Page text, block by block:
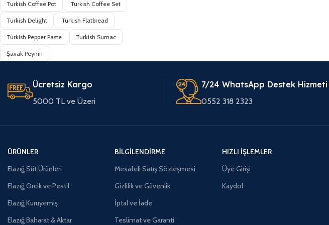
Turkish Coffee Pot Turkish Coffee Set
Turkish Delight Turkish Flatbread
Turkish Pepper Paste Turkish Sumac
Şavak Peyniri
Ücretsiz Kargo
5000 TL ve Üzeri
7/24 WhatsApp Destek Hizmeti
0552 318 2323
ÜRÜNLER
Elazığ Süt Ürünleri
Elazığ Orcik ve Pestil
Elazığ Kuruyemiş
Elazığ Baharat & Aktar
BILGILENDIRME
Mesafeli Satış Sözleşmesi
Gizlilik ve Güvenlik
İptal ve İade
Teslimat ve Garanti
HIZLI İŞLEMLER
Üye Girişi
Kaydol